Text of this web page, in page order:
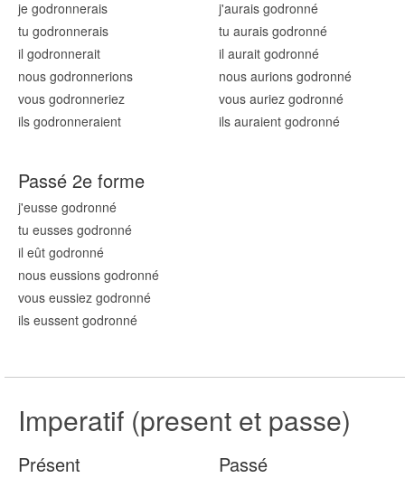
je godronnerais
tu godronnerais
il godronnerait
nous godronnerions
vous godronneriez
ils godronneraient
j'aurais godronné
tu aurais godronné
il aurait godronné
nous aurions godronné
vous auriez godronné
ils auraient godronné
Passé 2e forme
j'eusse godronné
tu eusses godronné
il eût godronné
nous eussions godronné
vous eussiez godronné
ils eussent godronné
Imperatif (present et passe)
Présent Passé